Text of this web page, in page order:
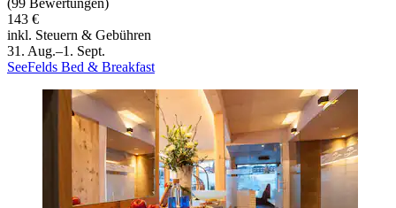
(99 Bewertungen)
143 €
inkl. Steuern & Gebühren
31. Aug.–1. Sept.
SeeFelds Bed & Breakfast